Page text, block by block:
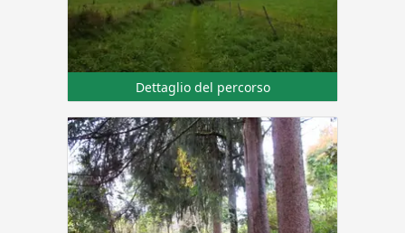
Dettaglio del percorso